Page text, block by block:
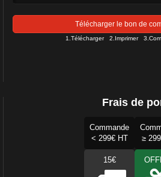
Télécharger le bon de
1.Télécharger 2.Imprimer
Frais de
Commande
< 299€ HT
≥
15€